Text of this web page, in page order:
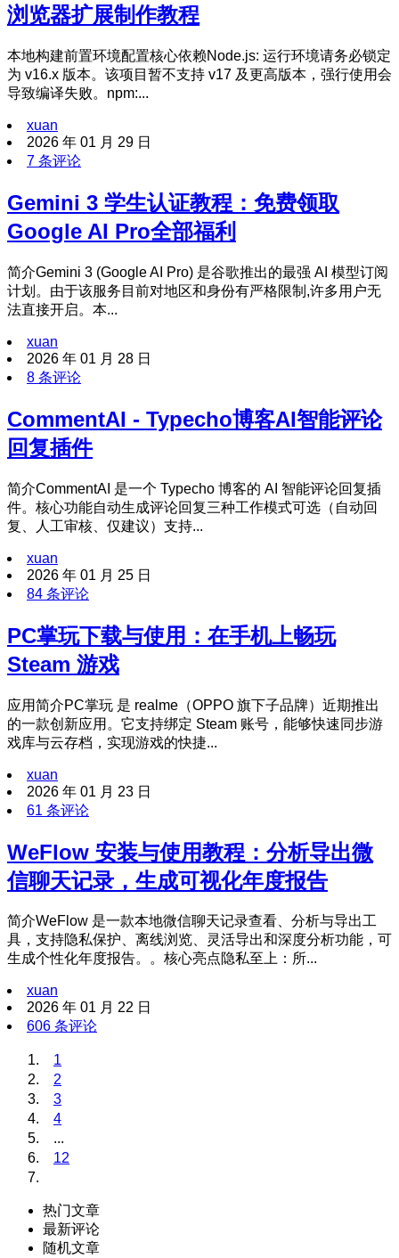
浏览器扩展制作教程
本地构建前置环境配置核心依赖Node.js: 运行环境请务必锁定
为 v16.x 版本。该项目暂不支持 v17 及更高版本，强行使用会
导致编译失败。npm:...
xuan
2026 年 01 月 29 日
7 条评论
Gemini 3 学生认证教程：免费领取
Google AI Pro全部福利
简介Gemini 3 (Google AI Pro) 是谷歌推出的最强 AI 模型订阅
计划。由于该服务目前对地区和身份有严格限制,许多用户无
法直接开启。本...
xuan
2026 年 01 月 28 日
8 条评论
CommentAI - Typecho博客AI智能评论
回复插件
简介CommentAI 是一个 Typecho 博客的 AI 智能评论回复插
件。核心功能自动生成评论回复三种工作模式可选（自动回
复、人工审核、仅建议）支持...
xuan
2026 年 01 月 25 日
84 条评论
PC掌玩下载与使用：在手机上畅玩
Steam 游戏
应用简介PC掌玩 是 realme（OPPO 旗下子品牌）近期推出
的一款创新应用。它支持绑定 Steam 账号，能够快速同步游
戏库与云存档，实现游戏的快捷...
xuan
2026 年 01 月 23 日
61 条评论
WeFlow 安装与使用教程：分析导出微
信聊天记录，生成可视化年度报告
简介WeFlow 是一款本地微信聊天记录查看、分析与导出工
具，支持隐私保护、离线浏览、灵活导出和深度分析功能，可
生成个性化年度报告。。核心亮点隐私至上：所...
xuan
2026 年 01 月 22 日
606 条评论
1
2
3
4
...
12
热门文章
最新评论
随机文章